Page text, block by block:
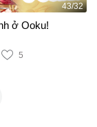
43/32
ở Ooku!
5